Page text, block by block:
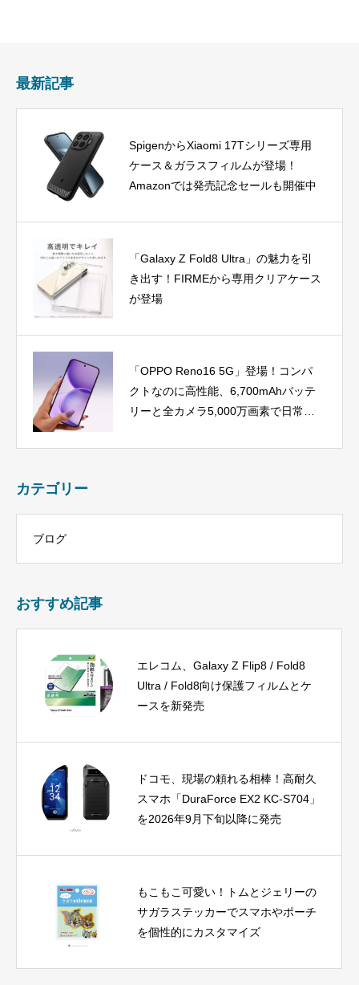
最新記事
SpigenからXiaomi 17Tシリーズ専用
ケース＆ガラスフィルムが登場！
Amazonでは発売記念セールも開催中
「Galaxy Z Fold8 Ultra」の魅力を引
き出す！FIRMEから専用クリアケース
が登場
「OPPO Reno16 5G」登場！コンパ
クトなのに高性能、6,700mAhバッテ
リーと全カメラ5,000万画素で日常を
カテゴリー
ブログ
おすすめ記事
エレコム、Galaxy Z Flip8 / Fold8
Ultra / Fold8向け保護フィルムとケ
ースを新発売
ドコモ、現場の頼れる相棒！高耐久
スマホ「DuraForce EX2 KC-S704」
を2026年9月下旬以降に発売
もこもこ可愛い！トムとジェリーの
サガラステッカーでスマホやポーチ
を個性的にカスタマイズ